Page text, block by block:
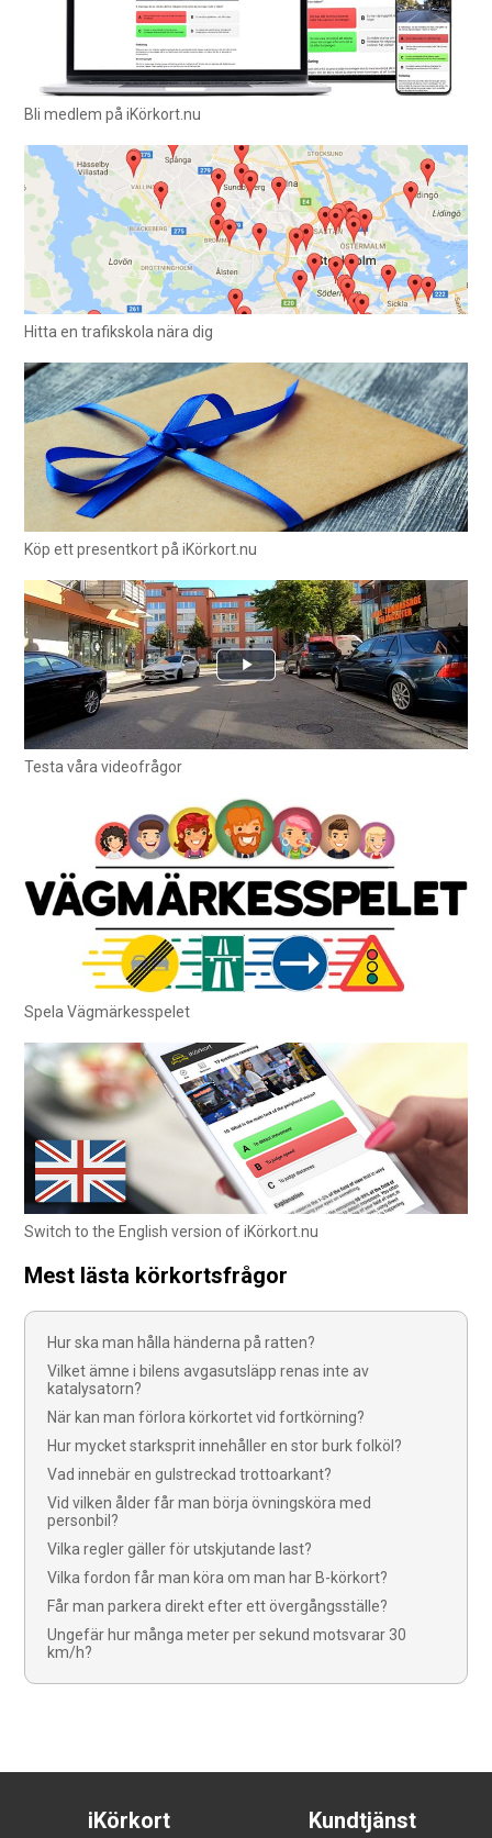
Bli medlem på iKörkort.nu
Hitta en trafikskola nära dig
Köp ett presentkort på iKörkort.nu
Testa våra videofrågor
Spela Vägmärkesspelet
Switch to the English version of iKörkort.nu
Mest lästa körkortsfrågor
Hur ska man hålla händerna på ratten?
Vilket ämne i bilens avgasutsläpp renas inte av
katalysatorn?
När kan man förlora körkortet vid fortkörning?
Hur mycket starksprit innehåller en stor burk folköl?
Vad innebär en gulstreckad trottoarkant?
Vid vilken ålder får man börja övningsköra med
personbil?
Vilka regler gäller för utskjutande last?
Vilka fordon får man köra om man har B-körkort?
Får man parkera direkt efter ett övergångsställe?
Ungefär hur många meter per sekund motsvarar 30
km/h?
iKörkort Kundtjänst